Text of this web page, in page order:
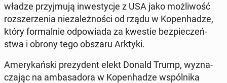
władze przyj­mu­ją in­we­sty­cje z USA jako moż­li­wość
roz­sze­rze­nia nie­za­leż­no­ści od rządu w Ko­pen­ha­dze,
który for­mal­nie od­po­wia­da za kwestie bez­pie­czeń­
stwa i obrony tego obszaru Arktyki.
Ame­ry­kań­ski pre­zy­dent elekt Donald Trump, wy­zna­
cza­jąc na am­ba­sa­do­ra w Ko­pen­ha­dze wspól­ni­ka